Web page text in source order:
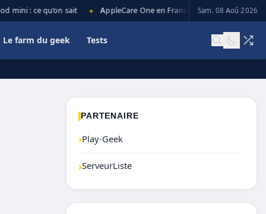
: ce qu’on sait AppleCare One en France : prix, couverture et
Sam. 08 Aoû 2026
Le farm du geek Tests
PARTENAIRE
›Play-Geek
›ServeurListe